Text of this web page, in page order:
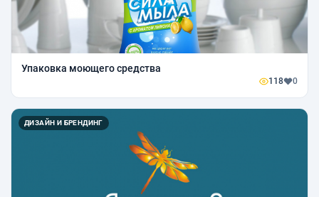
Упаковка моющего средства
118 0
ДИЗАЙН И БРЕНДИНГ